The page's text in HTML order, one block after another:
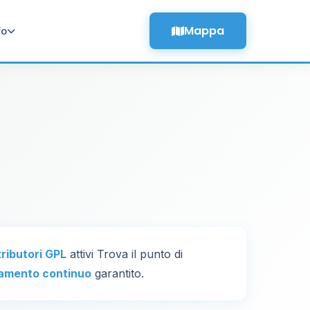
Mappa
GPL attivi Trova il punto di
continuo garantito.